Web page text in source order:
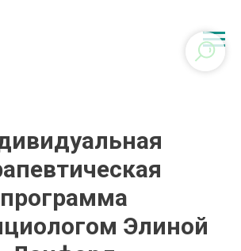
программа
Элиной